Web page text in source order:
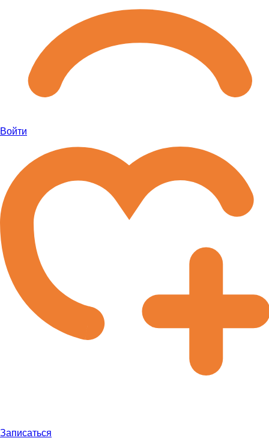
Войти
Записаться